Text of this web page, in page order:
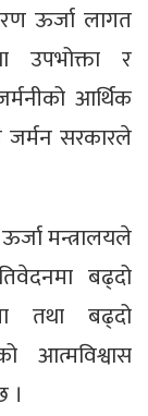
ऊर्जा लागत
उपभोक्ता र
आर्थिक
जर्मन सरकारले
मन्त्रालयले
बढ्दो
तथा बढ्दो
आत्मविश्वास
।